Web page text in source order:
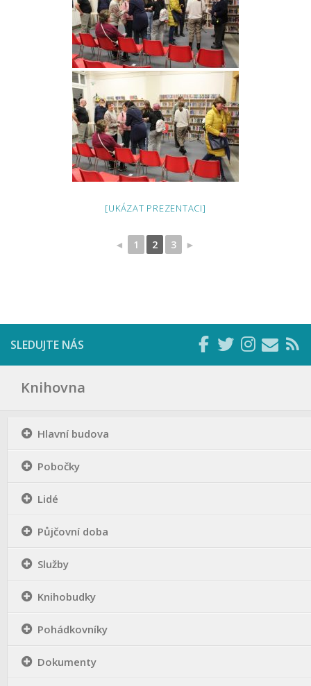
[UKÁZAT PREZENTACI]
◄ 1 2 3 ►
SLEDUJTE NÁS
Knihovna
Hlavní budova
Pobočky
Lidé
Půjčovní doba
Služby
Knihobudky
Pohádkovníky
Dokumenty